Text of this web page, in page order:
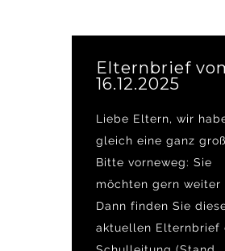
Elternbrief
16.12.2025
Liebe Eltern, wir
gleich eine ganz
Bitte vorneweg: Sie
möchten gern weiter
Dann finden Sie
aktuellen Elternbrief